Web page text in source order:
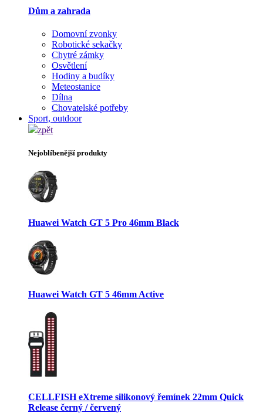
Dům a zahrada
Domovní zvonky
Robotické sekačky
Chytré zámky
Osvětlení
Hodiny a budíky
Meteostanice
Dílna
Chovatelské potřeby
Sport, outdoor
zpět
Nejoblíbenější produkty
Huawei Watch GT 5 Pro 46mm Black
Huawei Watch GT 5 46mm Active
CELLFISH eXtreme silikonový řemínek 22mm Quick
Release černý / červený